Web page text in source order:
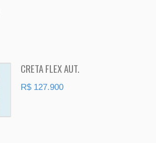
CRETA FLEX AUT.
R$ 127.900